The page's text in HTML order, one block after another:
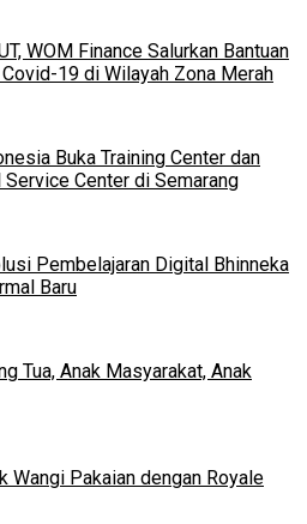
WOM Finance Salurkan Bantuan
19 di Wilayah Zona Merah
Buka Training Center dan
Service Center di Semarang
Pembelajaran Digital Bhinneka
Baru
Tua, Anak Masyarakat, Anak
Wangi Pakaian dengan Royale